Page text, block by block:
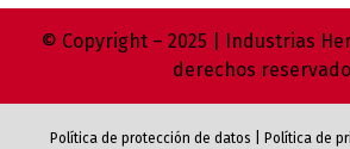
© Copyright – 2025 | Industrias
derechos
Política de protección de datos Política de